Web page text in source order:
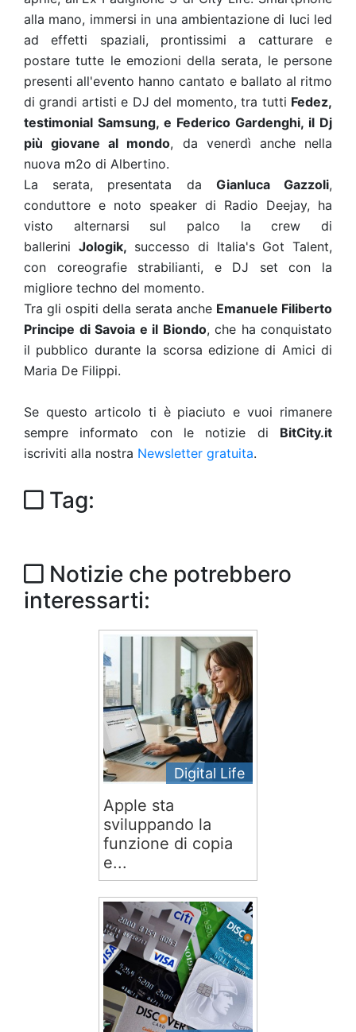
alla mano, immersi in una ambientazione di luci led
ad effetti spaziali, prontissimi a catturare e
postare tutte le emozioni della serata, le persone
presenti all'evento hanno cantato e ballato al ritmo
di grandi artisti e DJ del momento, tra tutti Fedez,
testimonial Samsung, e Federico Gardenghi, il Dj
più giovane al mondo, da venerdì anche nella
nuova m2o di Albertino.
La serata, presentata da Gianluca Gazzoli,
conduttore e noto speaker di Radio Deejay, ha
visto alternarsi sul palco la crew di
ballerini Jologik, successo di Italia's Got Talent,
con coreografie strabilianti, e DJ set con la
migliore techno del momento.
Tra gli ospiti della serata anche Emanuele Filiberto
Principe di Savoia e il Biondo, che ha conquistato
il pubblico durante la scorsa edizione di Amici di
Maria De Filippi.
Se questo articolo ti è piaciuto e vuoi rimanere
sempre informato con le notizie di BitCity.it
iscriviti alla nostra Newsletter gratuita.
Tag:
Notizie che potrebbero
interessarti:
Digital Life
Apple sta
sviluppando la
funzione di copia
e...